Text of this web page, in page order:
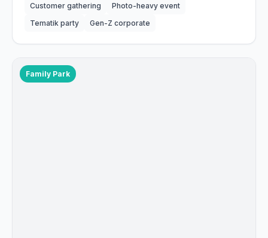
Customer gathering
Photo-heavy event
Tematik party
Gen-Z corporate
Family Park